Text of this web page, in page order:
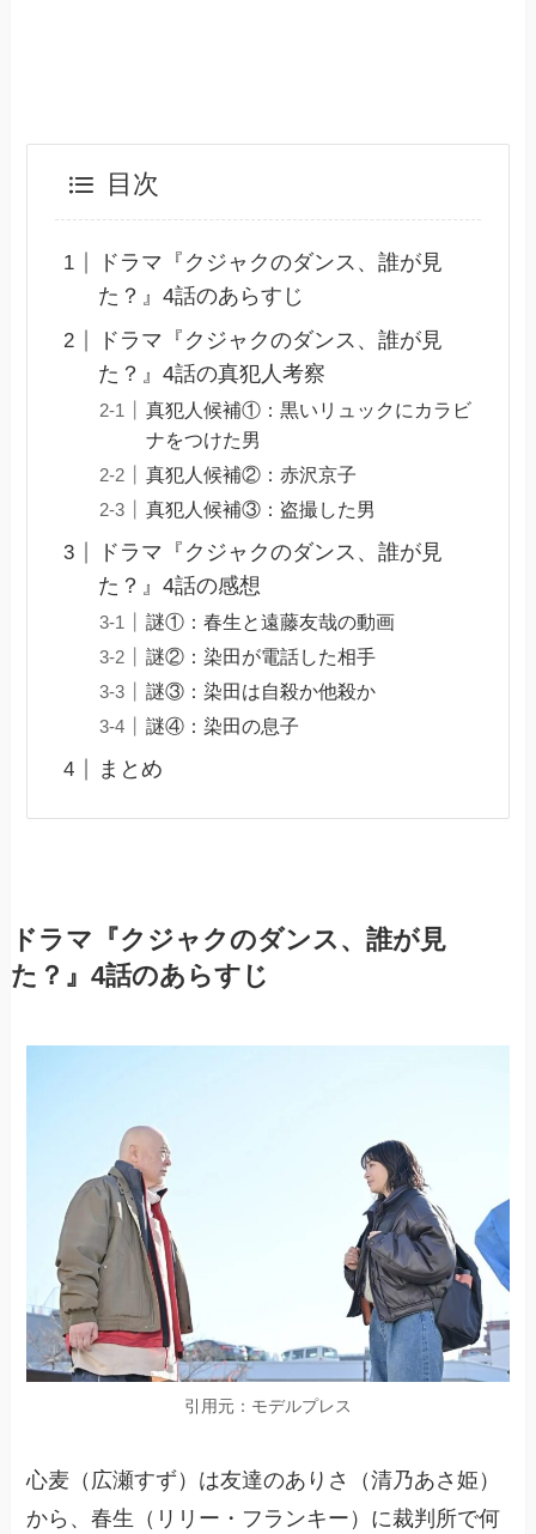
目次
ドラマ『クジャクのダンス、誰が見
た？』4話のあらすじ
ドラマ『クジャクのダンス、誰が見
た？』4話の真犯人考察
真犯人候補①：黒いリュックにカラビ
ナをつけた男
真犯人候補②：赤沢京子
真犯人候補③：盗撮した男
ドラマ『クジャクのダンス、誰が見
た？』4話の感想
謎①：春生と遠藤友哉の動画
謎②：染田が電話した相手
謎③：染田は自殺か他殺か
謎④：染田の息子
まとめ
ドラマ『クジャクのダンス、誰が見
た？』4話のあらすじ
引用元：モデルプレス
心麦（広瀬すず）は友達のありさ（清乃あさ姫）
から、春生（リリー・フランキー）に裁判所で何